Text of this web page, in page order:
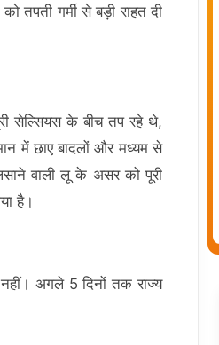
तपती गर्मी से बड़ी राहत दी
सेल्सियस के बीच तप रहे थे,
में छाए बादलों और मध्यम से
वाली लू के असर को पूरी
है।
अगले 5 दिनों तक राज्य